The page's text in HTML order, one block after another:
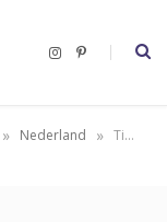
I
r
P
» Nederland » Tips! Vakantiehuizen met hond mét omheinde tuin